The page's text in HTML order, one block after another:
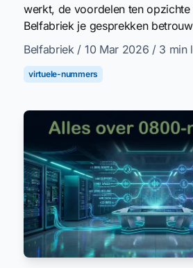
werkt, de voordelen ten opzichte
Belfabriek je gesprekken
Belfabriek / 10 Mar 2026 / 3 min
virtuele-nummers